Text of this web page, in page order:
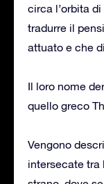
circa l’orbita di
tradurre il
attuato e che
Il loro nome
quello greco
Vengono
intersecate tra